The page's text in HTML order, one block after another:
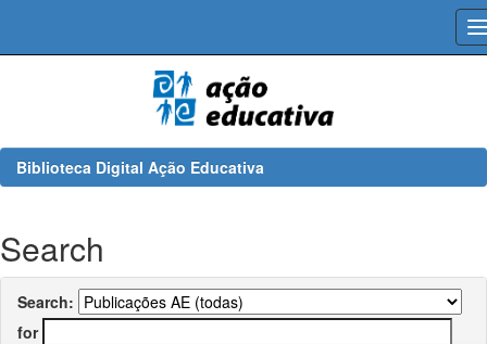
Biblioteca Digital Ação Educativa
Search
Search:
for